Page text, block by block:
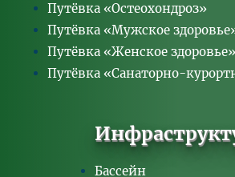
Путёвка «Остеохондроз»
Путёвка «Мужское
Путёвка «Женское здоровье»
Путёвка «Санаторно-
Бассейн